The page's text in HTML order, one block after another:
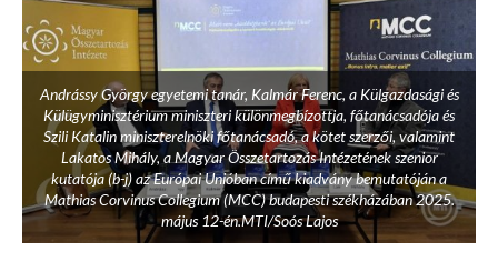
Andrássy György egyetemi tanár, Kalmár Ferenc, a Külgazdasági és
Külügyminisztérium miniszteri különmegbízottja, főtanácsadója és
Szili Katalin miniszterelnöki főtanácsadó, a kötet szerzői, valamint
Lakatos Mihály, a Magyar Összetartozás Intézetének szenior
kutatója (b-j) az Európai Unióban című kiadvány bemutatóján a
Mathias Corvinus Collegium (MCC) budapesti székházában 2025.
május 12-én.MTI/Soós Lajos